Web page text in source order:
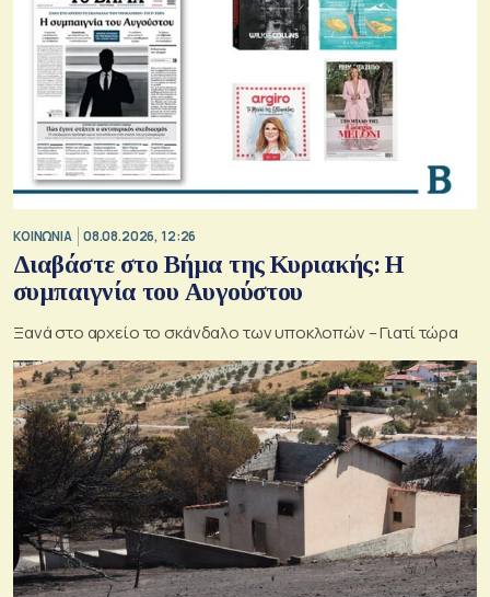
ΚΟΙΝΩΝΙΑ 08.08.2026, 12:26
Διαβάστε στο Βήμα της Κυριακής: Η
συμπαιγνία του Αυγούστου
Ξανά στο αρχείο το σκάνδαλο των υποκλοπών – Γιατί τώρα